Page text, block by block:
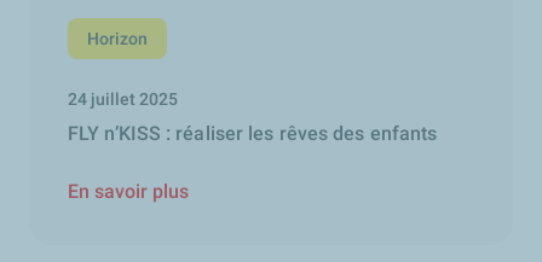
Horizon
24 juillet 2025
FLY n’KISS : réaliser les rêves des enfants
En savoir plus